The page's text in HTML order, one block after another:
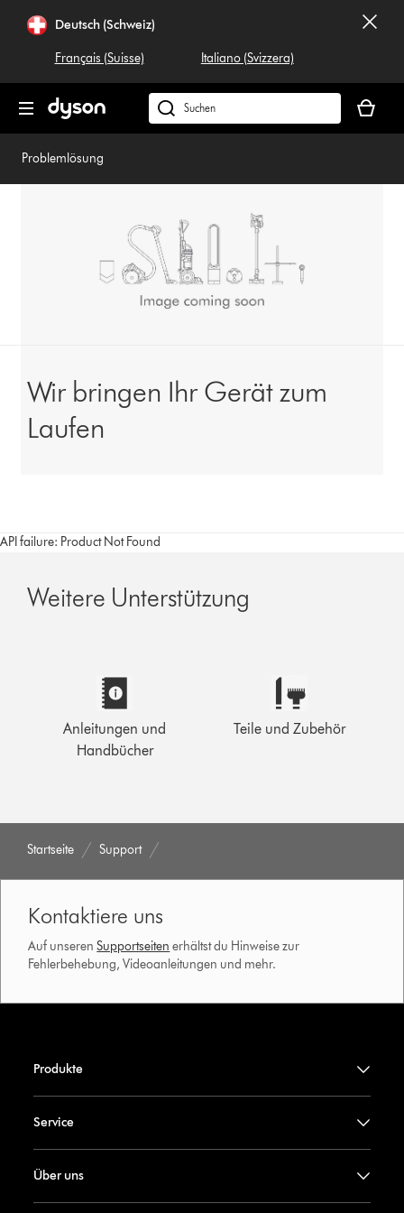
überspringenDeutsch (Schweiz)
Français (Suisse) Italiano (Svizzera)
Dyson.ch
durchsuchen
ist
Problemlösung
Wir bringen Ihr Gerät zum
Laufen
API failure: Product Not Found
Weitere Unterstützung
Anleitungen und
Handbücher
Teile und Zubehör
Startseite Support
Kontaktiere uns
Auf unserenSupportseiten erhältst du Hinweise zur
Fehlerbehebung, Videoanleitungen und mehr.
Produkte
Service
Über uns